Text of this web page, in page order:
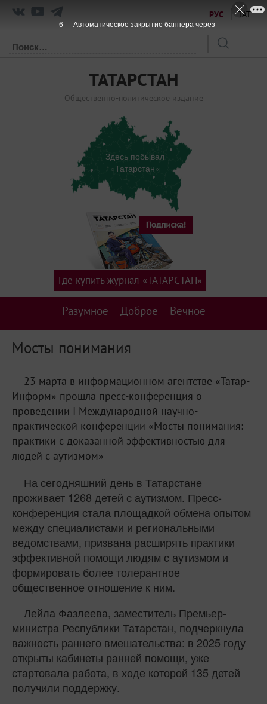
РУС ТАТ
ТАТАРСТАН
Общественно-политическое издание
Здесь побывал
«Татарстан»
Разумное Доброе Вечное
Где купить журнал «ТАТАРСТАН»
Мосты понимания
23 марта в информационном агентстве «Татар-
Информ» прошла пресс-конференция о
проведении I Международной научно-
практической конференции «Мосты понимания:
практики с доказанной эффективностью для
людей с аутизмом»
На сегодняшний день в Татарстане
проживает 1268 детей с аутизмом. Пресс-
конференция стала площадкой обмена опытом
между специалистами и региональными
ведомствами, призвана расширять практики
эффективной помощи людям с аутизмом и
формировать более толерантное
общественное отношение к ним.
Лейла Фазлеева, заместитель Премьер-
министра Республики Татарстан, подчеркнула
важность раннего вмешательства: в 2025 году
открыты кабинеты ранней помощи, уже
стартовала работа, в ходе которой 135 детей
получили поддержку.
6 Автоматическое закрытие баннера через